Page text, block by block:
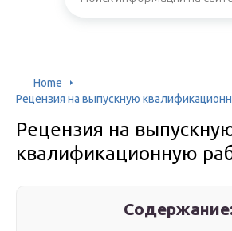
Home
Рецензия на выпускную
Рецензия на
квалификационную